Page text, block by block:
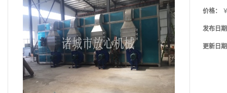
价格：
发布日
更新日